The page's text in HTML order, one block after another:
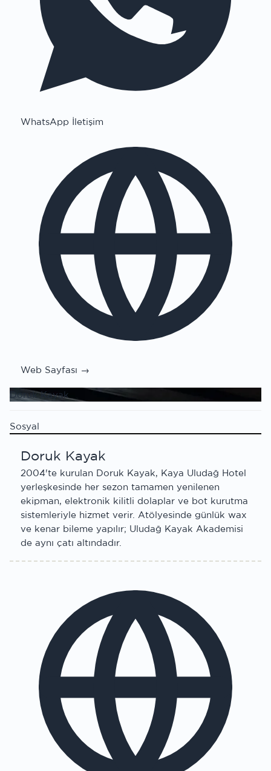
WhatsApp İletişim
Web Sayfası →
Doruk Kayak
Sosyal
Doruk Kayak
2004'te kurulan Doruk Kayak, Kaya Uludağ Hotel
yerleşkesinde her sezon tamamen yenilenen
ekipman, elektronik kilitli dolaplar ve bot kurutma
sistemleriyle hizmet verir. Atölyesinde günlük wax
ve kenar bileme yapılır; Uludağ Kayak Akademisi
de aynı çatı altındadır.